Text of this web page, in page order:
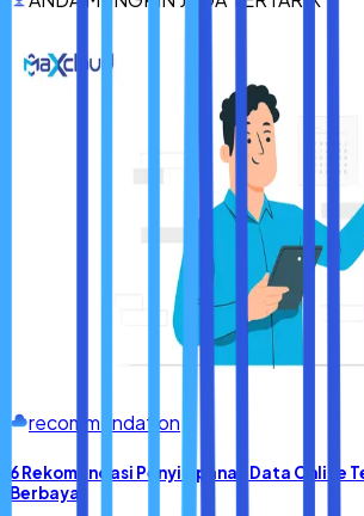
sesuai dengan kebutuhan harian Anda
spesifikasi yang mendukung
recommendation